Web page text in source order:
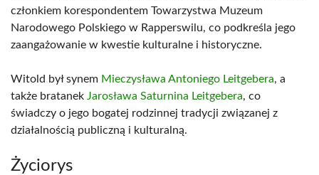
członkiem korespondentem Towarzystwa Muzeum
Narodowego Polskiego w Rapperswilu, co podkreśla jego
zaangażowanie w kwestie kulturalne i historyczne.
Witold był synem Mieczysława Antoniego Leitgebera, a
także bratanek Jarosława Saturnina Leitgebera, co
świadczy o jego bogatej rodzinnej tradycji związanej z
działalnością publiczną i kulturalną.
Życiorys